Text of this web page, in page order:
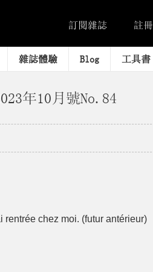
訂閱雜誌 註冊
雜誌體驗 Blog 工具書
年10月號No.84
chez moi. (futur antérieur)